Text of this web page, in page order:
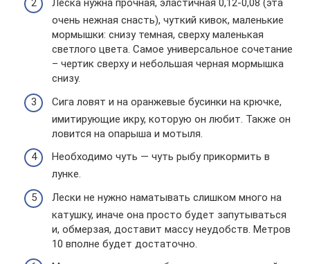
Леска нужна прочная, эластичная 0,12-0,08 (эта
очень нежная снасть), чуткий кивок, маленькие
мормышки: снизу темная, сверху маленькая
светлого цвета. Самое универсальное сочетание
– чертик сверху и небольшая черная мормышка
снизу.
Сига ловят и на оранжевые бусинки на крючке,
имитирующие икру, которую он любит. Также он
ловится на опарыша и мотыля.
Необходимо чуть — чуть рыбу прикормить в
лунке.
Лески не нужно наматывать слишком много на
катушку, иначе она просто будет запутываться
и, обмерзая, доставит массу неудобств. Метров
10 вполне будет достаточно.